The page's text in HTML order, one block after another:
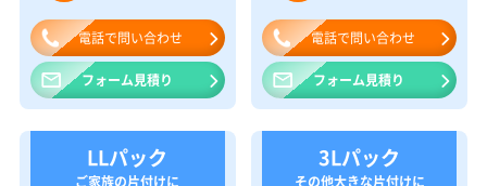
電話で問い合わせ
フォーム見積り
電話で問い合わせ
フォーム見積り
LLパック
ご家族の片付けに
3Lパック
その他大きな片付けに